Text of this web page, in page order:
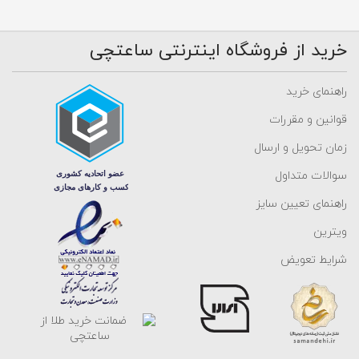
مروارید، دستبندهای ساخته شده با انواع زنجیرها، دستبندهای طلا که با
انواع بافت ها و چرم ترکیب شده اند و انواع تمیمه ها، برای سلیقه های
گوناگون به بازار عرضه می گردند. همچنین برندهای معروف جهان مانند
شوپارد، هرمس، لویی ویتون وبسیاری از برندهای دیگر، هر سال طراحی
های خاصی از این زیور چشم نواز طراحی کرده و وارد بازار جهانی می کنند.
برندهای ایرانی طلا نیز به دلیل محبوبیت برندهای جهانی، مدل هایی از آنها
را طراحی و به بازار داخلی عرضه می کند. مثلا دستبند طلا طرح تیفانی،
دستبند طلا طرح فرد، دستبند طلا طرح کارتیه، دستبند طلا طرح دیوید
یورمن و دستبند طلا طرح امگا بسیار پرفروش و پرطرفدار هستند. به تازگی
دستبندهای طلای النگویی نیز طرفداران بسیاری پیدا کرده است و در کنار
دستبندهای طلای زنجیری مورد استفاده قرار می گیرند که از معروف ترین
آنها، می توان به دستبند لاو کارتیه اشاره کرد که بسیار خاص و پرطرفدار
می باشد.
بانوان برای خرید دستبند نیاز دارند تا با مدل های مختلف آن آشنایی پیدا
خرید از فروشگاه اینترنتی ساعتچی
راهنمای خرید
قوانین و مقررات
زمان تحویل و ارسال
سوالات متداول
راهنمای تعیین سایز
ویترین
شرایط تعویض